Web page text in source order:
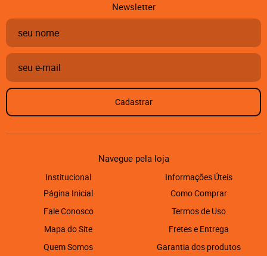
Newsletter
Cadastrar
Navegue pela loja
Institucional
Página Inicial
Fale Conosco
Mapa do Site
Quem Somos
Informações Úteis
Como Comprar
Termos de Uso
Fretes e Entrega
Garantia dos produtos